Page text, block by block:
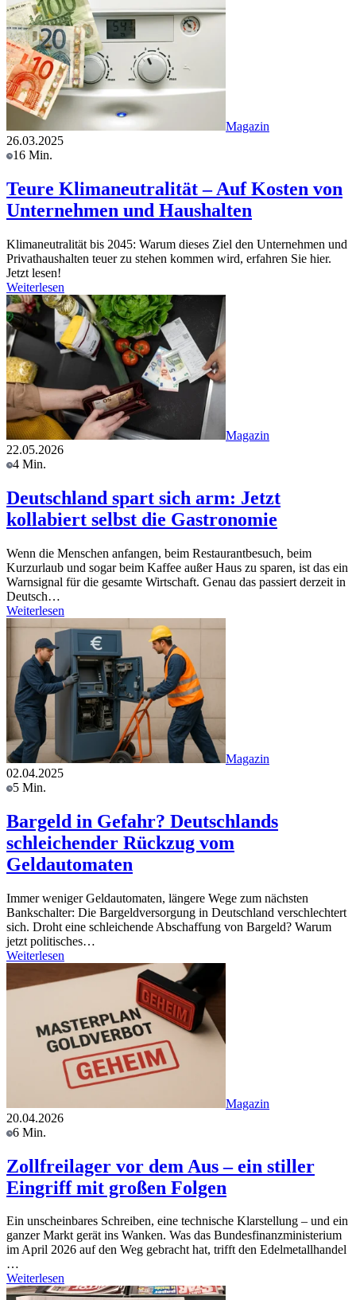
Magazin
26.03.2025
16 Min.
Teure Klimaneutralität – Auf Kosten von
Unternehmen und Haushalten
Klimaneutralität bis 2045: Warum dieses Ziel den Unternehmen und
Privathaushalten teuer zu stehen kommen wird, erfahren Sie hier.
Jetzt lesen!
Weiterlesen
Magazin
22.05.2026
4 Min.
Deutschland spart sich arm: Jetzt
kollabiert selbst die Gastronomie
Wenn die Menschen anfangen, beim Restaurantbesuch, beim
Kurzurlaub und sogar beim Kaffee außer Haus zu sparen, ist das ein
Warnsignal für die gesamte Wirtschaft. Genau das passiert derzeit in
Deutsch…
Weiterlesen
Magazin
02.04.2025
5 Min.
Bargeld in Gefahr? Deutschlands
schleichender Rückzug vom
Geldautomaten
Immer weniger Geldautomaten, längere Wege zum nächsten
Bankschalter: Die Bargeldversorgung in Deutschland verschlechtert
sich. Droht eine schleichende Abschaffung von Bargeld? Warum
jetzt politisches…
Weiterlesen
Magazin
20.04.2026
6 Min.
Zollfreilager vor dem Aus – ein stiller
Eingriff mit großen Folgen
Ein unscheinbares Schreiben, eine technische Klarstellung – und ein
ganzer Markt gerät ins Wanken. Was das Bundesfinanzministerium
im April 2026 auf den Weg gebracht hat, trifft den Edelmetallhandel
…
Weiterlesen